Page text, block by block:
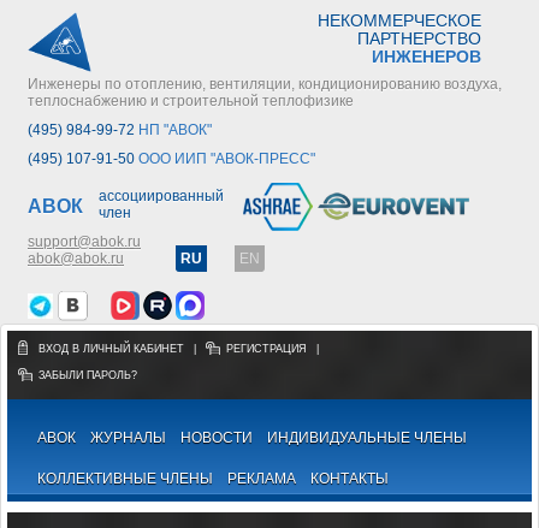
НЕКОММЕРЧЕСКОЕ
ПАРТНЕРСТВО
ИНЖЕНЕРОВ
Инженеры по отоплению, вентиляции, кондиционированию воздуха,
теплоснабжению и строительной теплофизике
(495) 984-99-72 НП "АВОК"
(495) 107-91-50 ООО ИИП "АВОК-ПРЕСС"
АВОК
ассоциированный
член
support@abok.ru
abok@abok.ru
RU EN
ВХОД В ЛИЧНЫЙ КАБИНЕТ РЕГИСТРАЦИЯ
ЗАБЫЛИ ПАРОЛЬ?
АВОК ЖУРНАЛЫ НОВОСТИ ИНДИВИДУАЛЬНЫЕ ЧЛЕНЫ
КОЛЛЕКТИВНЫЕ ЧЛЕНЫ РЕКЛАМА КОНТАКТЫ